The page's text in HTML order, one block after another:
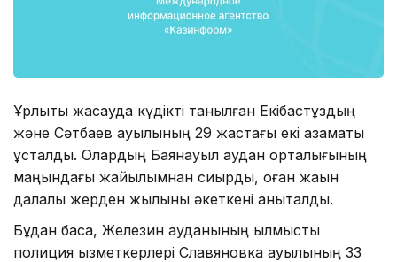
Ұрлықты жасауда күдікті танылған Екібастұздың
және Сәтбаев ауылының 29 жастағы екі азаматы
ұсталды. Олардың Баянауыл аудан орталығының
маңындағы жайылымнан сиырды, оған жақын
далалық жерден жылқыны әкеткені анықталды.
Бұдан басқа, Железин ауданының қылмыстық
полиция қызметкерлері Славяновка ауылының 33